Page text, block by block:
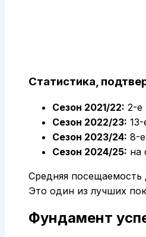
Статистика,
Сезон 2021/22: 2-е
Сезон 2022/23:
Сезон 2023/24: 8-
Сезон 2024/25: на
Средняя посещаемость
Это один из лучших
Фундамент